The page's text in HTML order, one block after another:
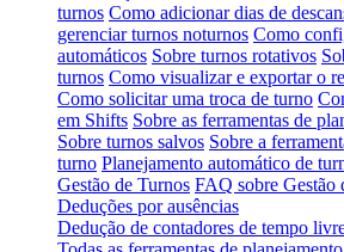
turnos Como adicionar dias de
gerenciar turnos noturnos Como
automáticos Sobre turnos rotativos
turnos Como visualizar e exportar o
Como solicitar uma troca de turno
em Shifts Sobre as ferramentas de
Sobre turnos salvos Sobre a
turno Planejamento automático de
Gestão de Turnos FAQ sobre Gestão
Deduções por ausências
Dedução de contadores de tempo